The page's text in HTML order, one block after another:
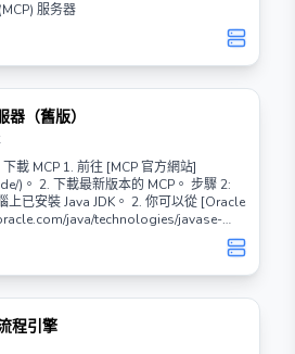
服务器
（舊版）
2. 下載最新版本的 MCP。 步驟 2:
java/technologies/javase-
安裝最新版本的 JDK。 步驟 3: 解
器。 步驟 6: 測試伺服器 1.
在伺服器列表中添加你的 MCP 伺服器 IP
程引擎